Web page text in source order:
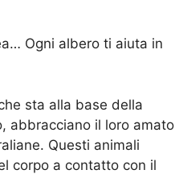
Ogni albero ti aiuta in
sta alla base della
abbracciano il loro amato
Questi animali
corpo a contatto con il